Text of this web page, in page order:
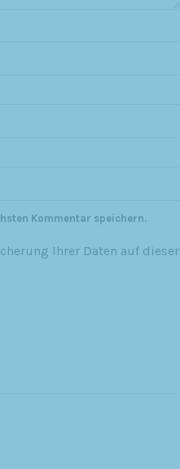
Kommentar speichern.
Ihrer Daten auf dieser